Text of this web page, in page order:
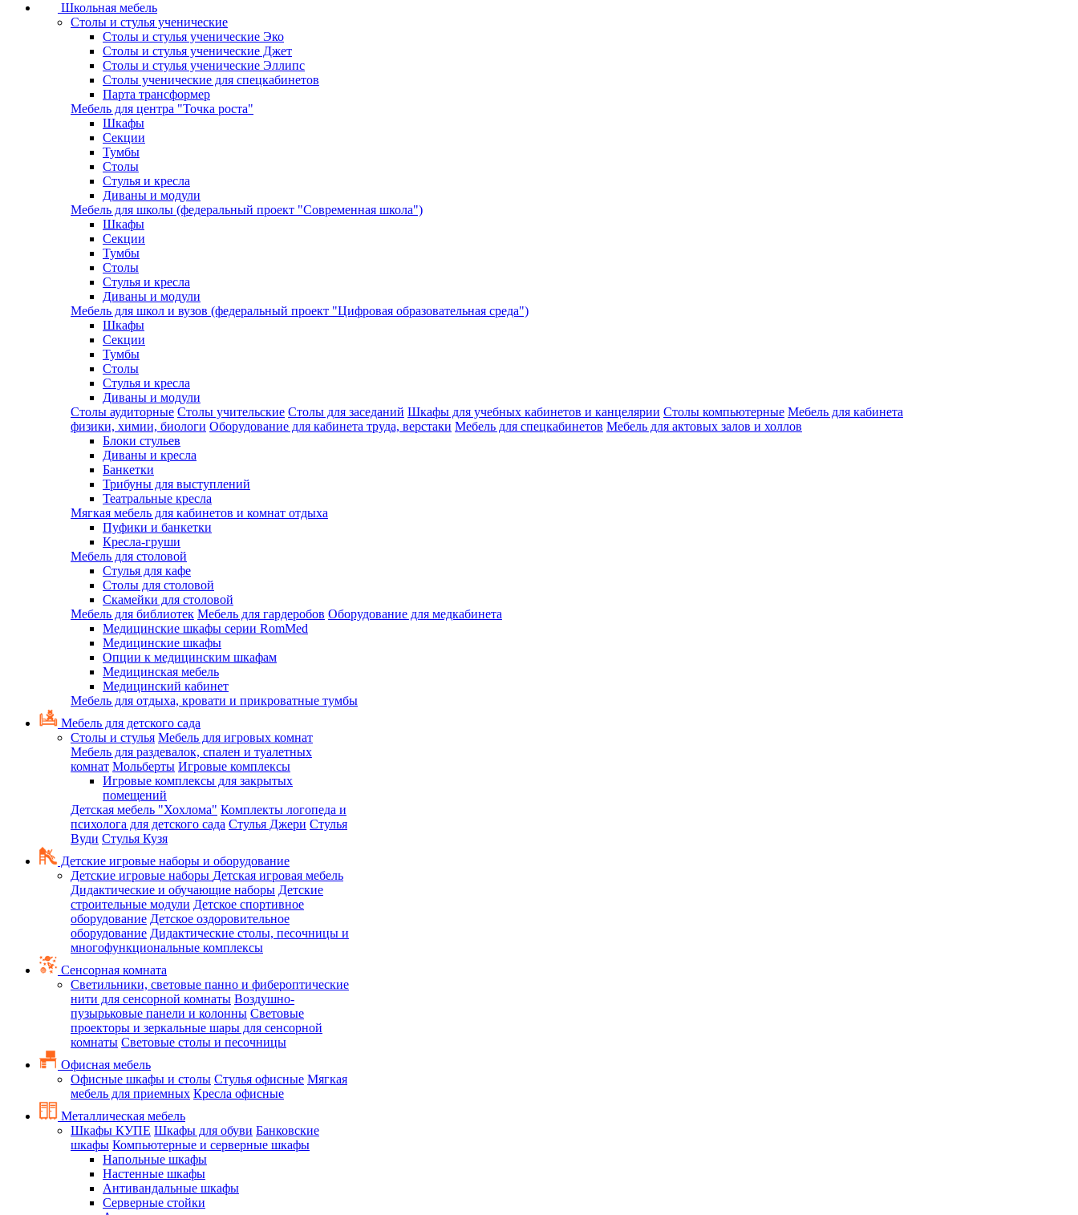
Школьная мебель
Столы и стулья ученические
Столы и стулья ученические Эко
Столы и стулья ученические Джет
Столы и стулья ученические Эллипс
Столы ученические для спецкабинетов
Парта трансформер
Мебель для центра "Точка роста"
Шкафы
Секции
Тумбы
Столы
Стулья и кресла
Диваны и модули
Мебель для школы (федеральный проект "Современная школа")
Шкафы
Секции
Тумбы
Столы
Стулья и кресла
Диваны и модули
Мебель для школ и вузов (федеральный проект "Цифровая образовательная среда")
Шкафы
Секции
Тумбы
Столы
Стулья и кресла
Диваны и модули
Столы аудиторные Столы учительские Столы для заседаний Шкафы для учебных кабинетов и канцелярии Столы компьютерные Мебель для кабинета
физики, химии, биологи Оборудование для кабинета труда, верстаки Мебель для спецкабинетов Мебель для актовых залов и холлов
Блоки стульев
Диваны и кресла
Банкетки
Трибуны для выступлений
Театральные кресла
Мягкая мебель для кабинетов и комнат отдыха
Пуфики и банкетки
Кресла-груши
Мебель для столовой
Cтулья для кафе
Cтолы для столовой
Скамейки для столовой
Мебель для библиотек Мебель для гардеробов Оборудование для медкабинета
Медицинские шкафы серии RomMed
Медицинские шкафы
Опции к медицинским шкафам
Медицинская мебель
Медицинский кабинет
Мебель для отдыха, кровати и прикроватные тумбы
Мебель для детского сада
Столы и стулья Мебель для игровых комнат
Мебель для раздевалок, спален и туалетных
комнат Мольберты Игровые комплексы
Игровые комплексы для закрытых
помещений
Детская мебель "Хохлома" Комплекты логопеда и
психолога для детского сада Стулья Джери Стулья
Вуди Стулья Кузя
Детские игровые наборы и оборудование
Детские игровые наборы Детская игровая мебель
Дидактические и обучающие наборы Детские
строительные модули Детское спортивное
оборудование Детское оздоровительное
оборудование Дидактические столы, песочницы и
многофункциональные комплексы
Сенсорная комната
Светильники, световые панно и фибероптические
нити для сенсорной комнаты Воздушно-
пузырьковые панели и колонны Световые
проекторы и зеркальные шары для сенсорной
комнаты Световые столы и песочницы
Офисная мебель
Офисные шкафы и столы Стулья офисные Мягкая
мебель для приемных Кресла офисные
Металлическая мебель
Шкафы КУПЕ Шкафы для обуви Банковские
шкафы Компьютерные и серверные шкафы
Напольные шкафы
Настенные шкафы
Антивандальные шкафы
Серверные стойки